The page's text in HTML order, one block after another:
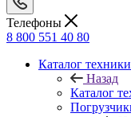
Телефоны
8 800 551 40 80
Каталог техники
Назад
Каталог